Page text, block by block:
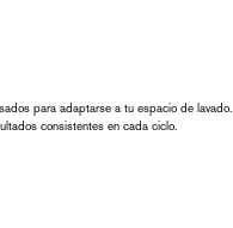
para adaptarse a tu espacio de lavado.
consistentes en cada ciclo.